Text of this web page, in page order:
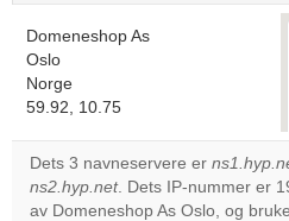
Domeneshop As
Oslo
Norge
59.92, 10.75
Dets 3 navneservere er
ns2.hyp.net. Dets IP-nummer er
av Domeneshop As Oslo, og